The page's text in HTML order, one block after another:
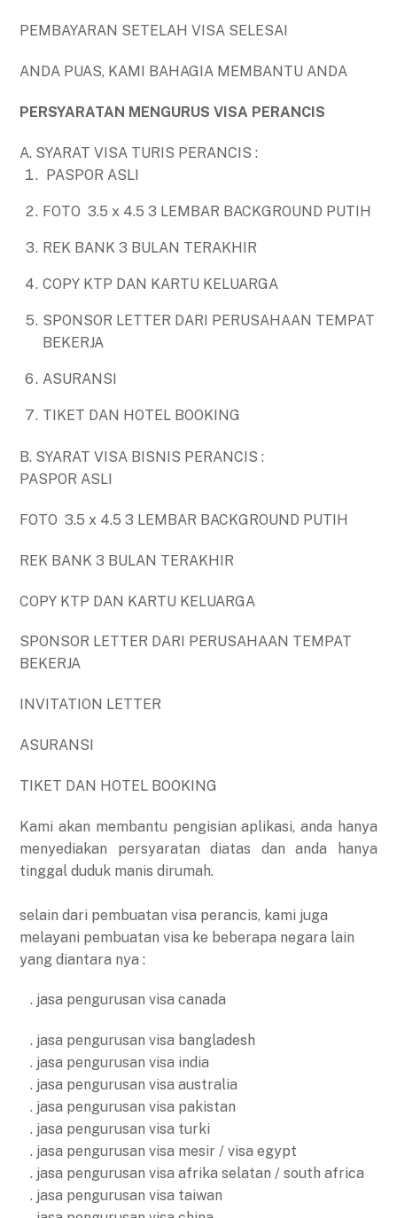
PEMBAYARAN SETELAH VISA SELESAI
ANDA PUAS, KAMI BAHAGIA MEMBANTU ANDA
PERSYARATAN MENGURUS VISA PERANCIS
A. SYARAT VISA TURIS PERANCIS :
PASPOR ASLI
FOTO 3.5 x 4.5 3 LEMBAR BACKGROUND PUTIH
REK BANK 3 BULAN TERAKHIR
COPY KTP DAN KARTU KELUARGA
SPONSOR LETTER DARI PERUSAHAAN TEMPAT
BEKERJA
ASURANSI
TIKET DAN HOTEL BOOKING
B. SYARAT VISA BISNIS PERANCIS :
PASPOR ASLI
FOTO 3.5 x 4.5 3 LEMBAR BACKGROUND PUTIH
REK BANK 3 BULAN TERAKHIR
COPY KTP DAN KARTU KELUARGA
SPONSOR LETTER DARI PERUSAHAAN TEMPAT
BEKERJA
INVITATION LETTER
ASURANSI
TIKET DAN HOTEL BOOKING
Kami akan membantu pengisian aplikasi, anda hanya
menyediakan persyaratan diatas dan anda hanya
tinggal duduk manis dirumah.
selain dari pembuatan visa perancis, kami juga
melayani pembuatan visa ke beberapa negara lain
yang diantara nya :
. jasa pengurusan visa canada
. jasa pengurusan visa bangladesh
. jasa pengurusan visa india
. jasa pengurusan visa australia
. jasa pengurusan visa pakistan
. jasa pengurusan visa turki
. jasa pengurusan visa mesir / visa egypt
. jasa pengurusan visa afrika selatan / south africa
. jasa pengurusan visa taiwan